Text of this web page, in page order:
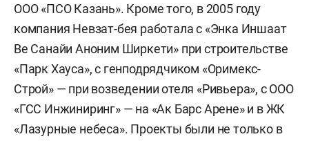
Первое ООО «Эльба» было поставлено на учет в
Казани в 2006-м, ликвидировано в 2010-м. Затем
в 2009-м фирма с названием «ПСК Эльба» была
зарегистрирована в Москве, но работала, судя
по искам, и в Татарстане. Например, в 2011-м с
компанией судилось ООО «Специализированное
управление механизации» из Тукаевского
ООО «ПСО Казань». Кроме того, в 2005 году
компания Невзат-бея работала с «Энка Иншаат
Ве Санайи Аноним Ширкети» при строительстве
«Парк Хауса», с генподрядчиком «Оримекс-
Строй» — при возведении отеля «Ривьера», с ООО
«ГСС Инжиниринг» — на «Ак Барс Арене» и в ЖК
«Лазурные небеса». Проекты были не только в